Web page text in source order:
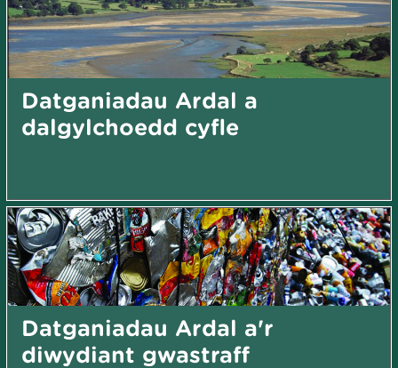
Datganiadau Ardal a
dalgylchoedd cyfle
Datganiadau Ardal a'r
diwydiant gwastraff